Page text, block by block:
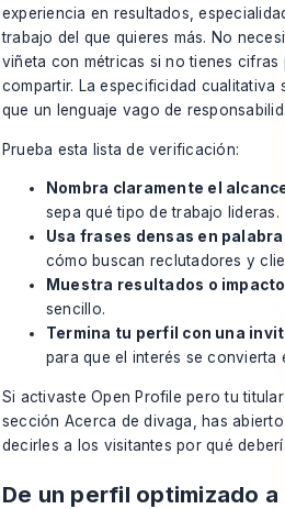
experiencia en resultados,
trabajo del que quieres más. No
viñeta con métricas si no tienes cifras
compartir. La especificidad cualitativa
que un lenguaje vago de
Prueba esta lista de verificación:
Nombra claramente el
sepa qué tipo de trabajo lideras.
Usa frases densas en
cómo buscan reclutadores y
Muestra resultados o
sencillo.
Termina tu perfil con una
para que el interés se convierta
Si activaste Open Profile pero tu
sección Acerca de divaga, has
decirles a los visitantes por qué
De un perfil optimizado a